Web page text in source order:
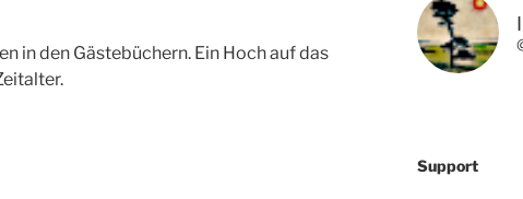
in den Gästebüchern. Ein Hoch auf das
Support